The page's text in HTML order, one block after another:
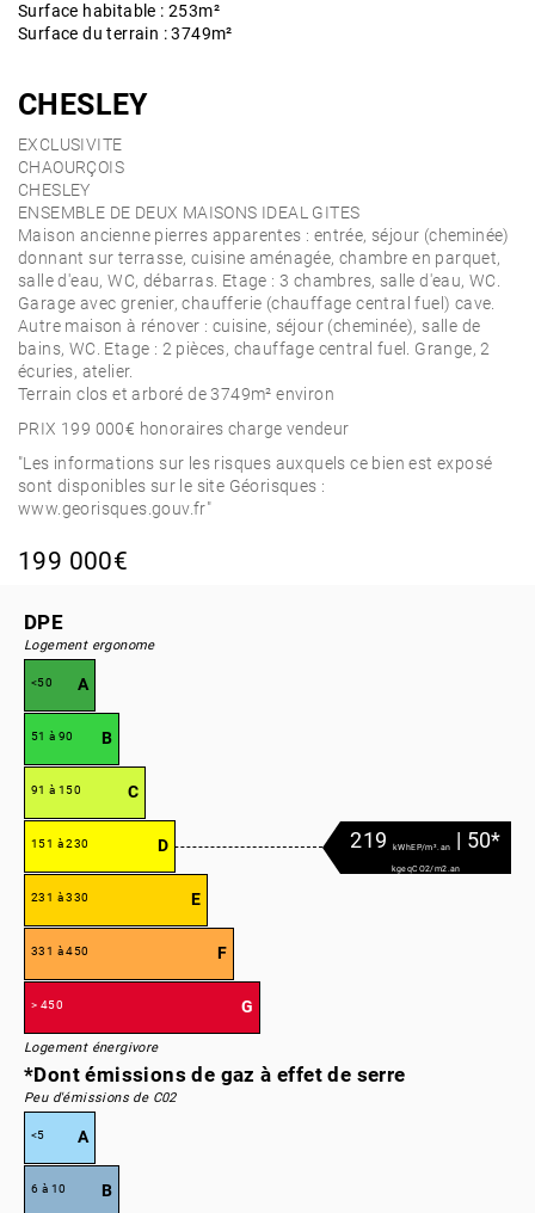
Surface habitable : 253m²
Surface du terrain : 3749m²
CHESLEY
EXCLUSIVITE
CHAOURÇOIS
CHESLEY
ENSEMBLE DE DEUX MAISONS IDEAL GITES
Maison ancienne pierres apparentes : entrée, séjour (cheminée)
donnant sur terrasse, cuisine aménagée, chambre en parquet,
salle d'eau, WC, débarras. Etage : 3 chambres, salle d'eau, WC.
Garage avec grenier, chaufferie (chauffage central fuel) cave.
Autre maison à rénover : cuisine, séjour (cheminée), salle de
bains, WC. Etage : 2 pièces, chauffage central fuel. Grange, 2
écuries, atelier.
Terrain clos et arboré de 3749m² environ
PRIX 199 000€ honoraires charge vendeur
"Les informations sur les risques auxquels ce bien est exposé
sont disponibles sur le site Géorisques :
www.georisques.gouv.fr"
199 000€
DPE
Logement ergonome
<50 A
51 à 90 B
91 à 150 C
151 à 230 D
231 à 330 E
331 à 450 F
> 450 G
Logement énergivore
219 kWhEP/m².an | 50*
kgeqCO2/m2.an
*Dont émissions de gaz à effet de serre
Peu d'émissions de C02
<5 A
6 à 10 B